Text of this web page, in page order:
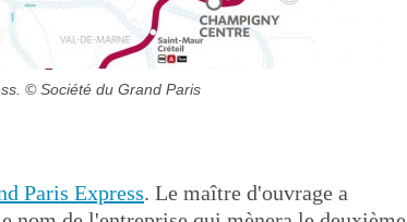
© Société du Grand Paris
Paris Express. Le maître d'ouvrage a